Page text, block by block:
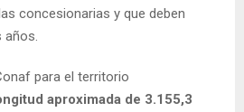
concesionarias y que deben
años.
para el territorio
aproximada de 3.155,3